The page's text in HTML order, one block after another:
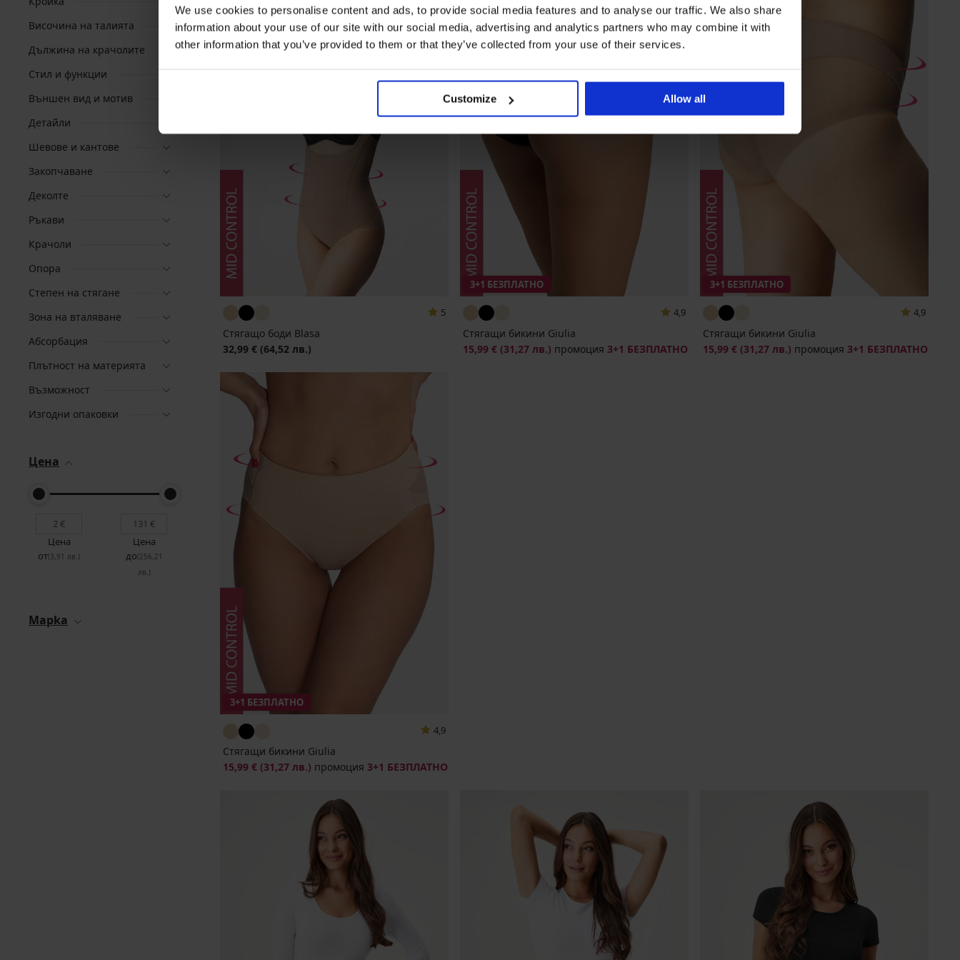
We use cookies to personalise content and ads, to provide social media features and to analyse our traffic. We also share
information about your use of our site with our social media, advertising and analytics partners who may combine it with
other information that you’ve provided to them or that they’ve collected from your use of their services.
Customize Allow all
Височина на талията
Дължина на крачолите
Стил и функции
Външен вид и мотив
Детайли
Шевове и кантове
Закопчаване
Деколте
Ръкави
Крачоли
Опора
Степен на стягане
Зона на вталяване
Абсорбация
Плътност на материята
Възможност
Изгодни опаковки
Цена
Цена
от(3,91 лв.)
Цена
до(256,21
лв.)
Mapka
5
Стягащо боди Blasa
32,99 € (64,52 лв.)
3+1 БЕЗПЛАТНО
4,9
Стягащи бикини Giulia
15,99 € (31,27 лв.) промоция 3+1 БЕЗПЛАТНО
3+1 БЕЗПЛАТНО
4,9
Стягащи бикини Giulia
15,99 € (31,27 лв.) промоция 3+1 БЕЗПЛАТНО
3+1 БЕЗПЛАТНО
4,9
Стягащи бикини Giulia
15,99 € (31,27 лв.) промоция 3+1 БЕЗПЛАТНО